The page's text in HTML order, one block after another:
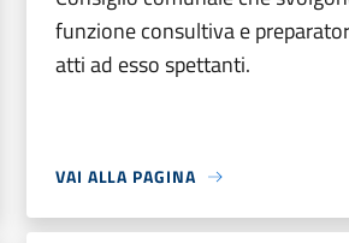
funzione consultiva e
atti ad esso spettanti.
VAI ALLA PAGINA